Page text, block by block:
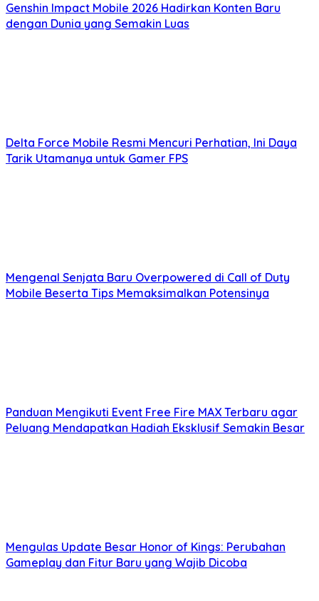
Genshin Impact Mobile 2026 Hadirkan Konten Baru
dengan Dunia yang Semakin Luas
Delta Force Mobile Resmi Mencuri Perhatian, Ini Daya
Tarik Utamanya untuk Gamer FPS
Mengenal Senjata Baru Overpowered di Call of Duty
Mobile Beserta Tips Memaksimalkan Potensinya
Panduan Mengikuti Event Free Fire MAX Terbaru agar
Peluang Mendapatkan Hadiah Eksklusif Semakin Besar
Mengulas Update Besar Honor of Kings: Perubahan
Gameplay dan Fitur Baru yang Wajib Dicoba